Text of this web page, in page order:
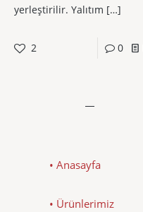
yerleştirilir. Yalıtım […]
2 0
• Anasayfa
• Ürünlerimiz